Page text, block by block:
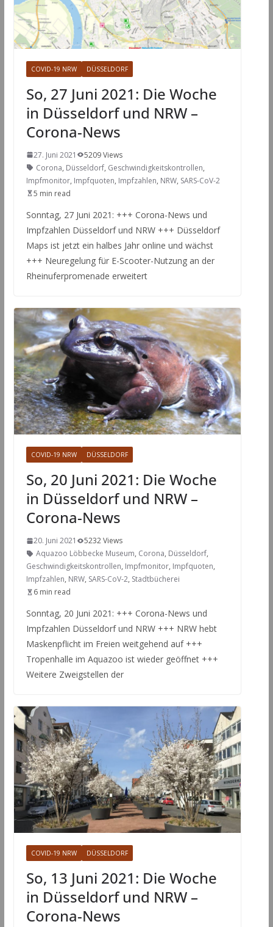
COVID-19 NRW DÜSSELDORF
So, 27 Juni 2021: Die Woche
in Düsseldorf und NRW –
Corona-News
27. Juni 2021
5209 Views
Corona, Düsseldorf, Geschwindigkeitskontrollen,
Impfmonitor, Impfquoten, Impfzahlen, NRW, SARS-CoV-2
5 min read
Sonntag, 27 Juni 2021: +++ Corona-News und
Impfzahlen Düsseldorf und NRW +++ Düsseldorf
Maps ist jetzt ein halbes Jahr online und wächst
+++ Neuregelung für E-Scooter-Nutzung an der
Rheinuferpromenade erweitert
COVID-19 NRW DÜSSELDORF
So, 20 Juni 2021: Die Woche
in Düsseldorf und NRW –
Corona-News
20. Juni 2021
5232 Views
Aquazoo Löbbecke Museum, Corona, Düsseldorf,
Geschwindigkeitskontrollen, Impfmonitor, Impfquoten,
Impfzahlen, NRW, SARS-CoV-2, Stadtbücherei
6 min read
Sonntag, 20 Juni 2021: +++ Corona-News und
Impfzahlen Düsseldorf und NRW +++ NRW hebt
Maskenpflicht im Freien weitgehend auf +++
Tropenhalle im Aquazoo ist wieder geöffnet +++
Weitere Zweigstellen der
COVID-19 NRW DÜSSELDORF
So, 13 Juni 2021: Die Woche
in Düsseldorf und NRW –
Corona-News